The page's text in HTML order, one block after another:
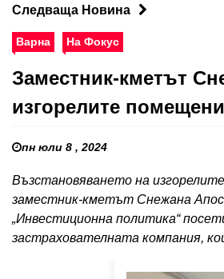
Следваща Новина
Варна На Фокус
Заместник-кметът
изгорелите
пн юли 8 , 2024
Възстановяването на
заместник-кметът Снежана
„Инвестиционна политика“
застрахователната компания,